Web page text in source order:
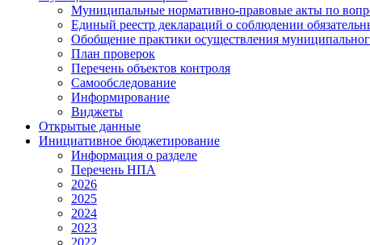
Муниципальные нормативно-правовые акты по
Единый реестр деклараций о соблюдении
Обобщение практики осуществления
План проверок
Перечень объектов контроля
Самообследование
Информирование
Виджеты
Открытые данные
Инициативное бюджетирование
Информация о разделе
Перечень НПА
2026
2025
2024
2023
2022